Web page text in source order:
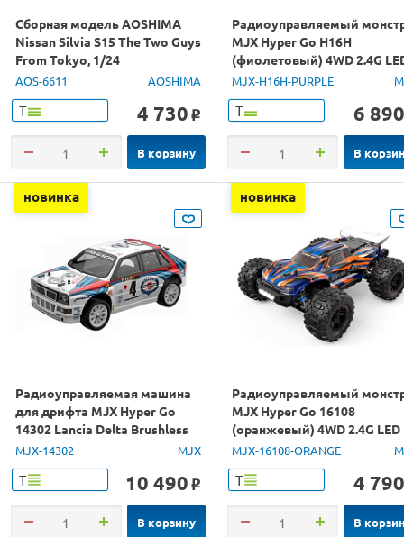
Сборная модель AOSHIMA
Nissan Silvia S15 The Two Guys
From Tokyo, 1/24
AOS-6611 AOSHIMA
Т 4 730 o
В корзину
Радиоуправляемый
MJX Hyper Go H16H
(фиолетовый) 4WD 2.4G
GPS 1/16 RTR
MJX-H16H-PURPLE
Т 6 890
В
новинка
Радиоуправляемая машина
для дрифта MJX Hyper Go
14302 Lancia Delta Brushless
4WD 2.4G LED 1/14 RTR
MJX-14302 MJX
Т 10 490 o
В корзину
новинка
Радиоуправляемый
MJX Hyper Go 16108
(оранжевый) 4WD 2.4G LED
1/16 RTR
MJX-16108-ORANGE
Т 4 790
В